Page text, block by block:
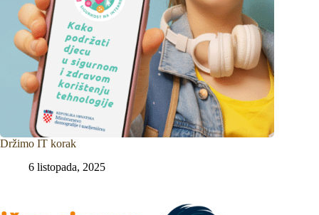
Držimo IT korak
6 listopada, 2025